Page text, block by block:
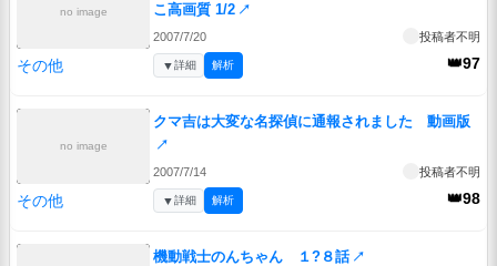
no image
こ高画質 1/2 ↗
2007/7/20 投稿者不明
その他 👑97
▼詳細 解析
no image
クマ吉は大変な名探偵に通報されました 動画版
↗
2007/7/14 投稿者不明
その他 👑98
▼詳細 解析
機動戦士のんちゃん １?８話 ↗